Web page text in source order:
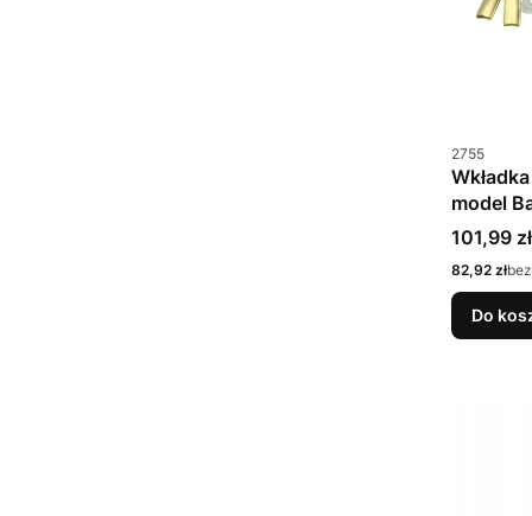
Kod produktu
2755
model
Cena
101,99 zł
Cena netto
82,92 zł
Do